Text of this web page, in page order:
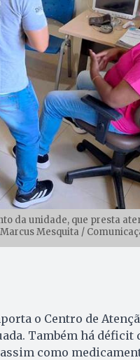
da unidade, que presta
Mesquita /
o Centro de
Também há
como